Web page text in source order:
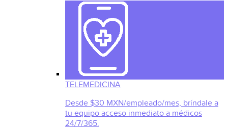
TELEMEDICINA
Desde $30 MXN/empleado/mes, bríndale a
tu equipo acceso inmediato a médicos
24/7/365.